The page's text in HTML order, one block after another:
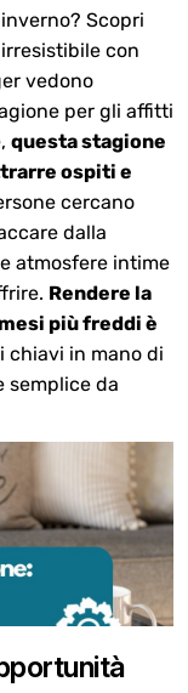
Scopri
con
vedono
per gli affitti
questa stagione
ospiti e
cercano
dalla
atmosfere intime
Rendere la
più freddi è
chiavi in mano di
semplice da